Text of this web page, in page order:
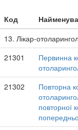
Код
13. Лікар-
21301
Первинна
21302
Повторна
повторної